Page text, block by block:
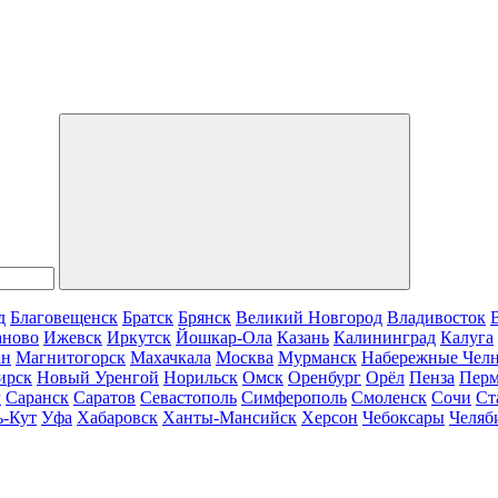
Благовещенск Братск Брянск Великий Новгород Владивосток
Ижевск Иркутск Йошкар-Ола Казань Калининград Калуга
Магнитогорск Махачкала Москва Мурманск Набережные
Новый Уренгой Норильск Омск Оренбург Орёл Пенза
Саранск Саратов Севастополь Симферополь Смоленск Сочи
Кут Уфа Хабаровск Ханты-Мансийск Херсон Чебоксары